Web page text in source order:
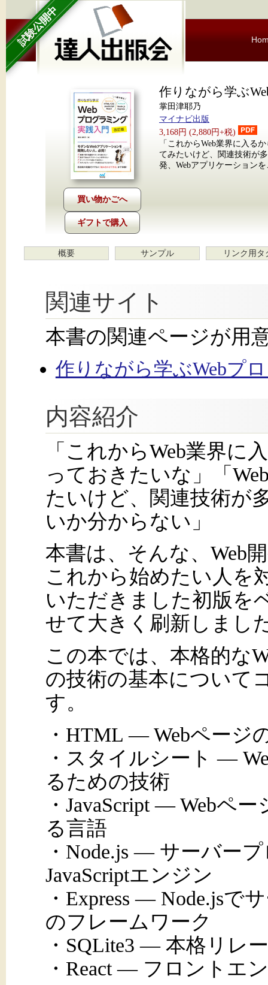
試験公開中
ギフトで購入
作りながら学ぶ
掌田津耶乃
マイナビ出版
3,168円 (2,880円+税)
「これからWeb業界に入る
てみたいけど、関連技術が
発、Webアプリケーション
概要 サンプル リンク用タ
関連サイト
本書の関連ページが用
作りながら学ぶWebプ
内容紹介
「これからWeb業界に
っておきたいな」「
たいけど、関連技術が
いか分からない」
本書は、そんな、Web
これから始めたい人を
いただきました初版を
せて大きく刷新しまし
この本では、本格的な
の技術の基本について
す。
・HTML ― Webページ
・スタイルシート ―
るための技術
・JavaScript ― Webペ
る言語
・Node.js ― サーバー
JavaScriptエンジン
・Express ― Node.jsで
のフレームワーク
・SQLite3 ― 本格リレ
・React ― フロントエ